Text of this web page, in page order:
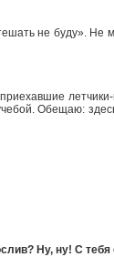
не буду». Не
летчики-
Обещаю:
Ну, ну! С